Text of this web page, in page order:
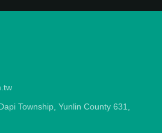
Township, Yunlin County 631,